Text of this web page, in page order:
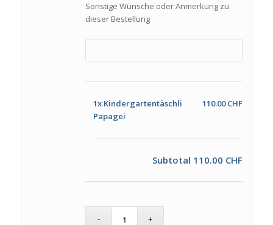
Sonstige Wünsche oder Anmerkung zu
dieser Bestellung
1x Kindergartentäschli
Papagei
110.00 CHF
Subtotal 110.00 CHF